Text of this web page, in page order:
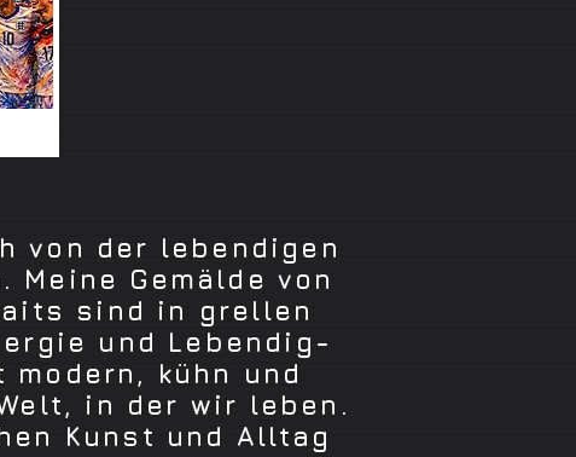
von der lebendigen
Gemälde von
sind in grellen
und Lebendig-
kühn und
in der wir leben.
Kunst und Alltag